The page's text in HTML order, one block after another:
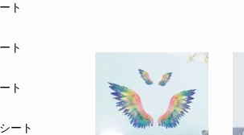
ト
ト
ト
ート